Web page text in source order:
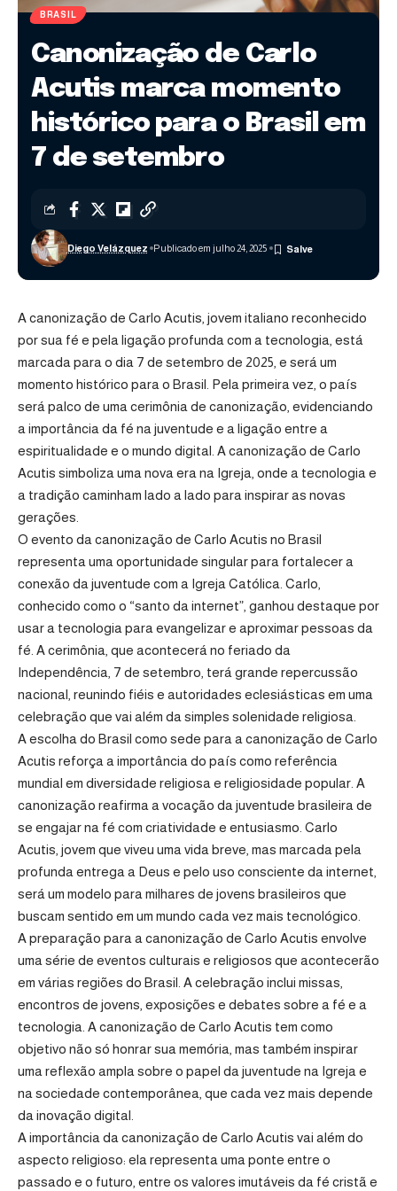
BRASIL
Canonização de Carlo
Acutis marca momento
histórico para o Brasil em
7 de setembro
Diego Velázquez Publicado em julho 24, 2025
A canonização de Carlo Acutis, jovem italiano reconhecido
por sua fé e pela ligação profunda com a tecnologia, está
marcada para o dia 7 de setembro de 2025, e será um
momento histórico para o Brasil. Pela primeira vez, o país
será palco de uma cerimônia de canonização, evidenciando
a importância da fé na juventude e a ligação entre a
espiritualidade e o mundo digital. A canonização de Carlo
Acutis simboliza uma nova era na Igreja, onde a tecnologia e
a tradição caminham lado a lado para inspirar as novas
gerações.
O evento da canonização de Carlo Acutis no Brasil
representa uma oportunidade singular para fortalecer a
conexão da juventude com a Igreja Católica. Carlo,
conhecido como o “santo da internet”, ganhou destaque por
usar a tecnologia para evangelizar e aproximar pessoas da
fé. A cerimônia, que acontecerá no feriado da
Independência, 7 de setembro, terá grande repercussão
nacional, reunindo fiéis e autoridades eclesiásticas em uma
celebração que vai além da simples solenidade religiosa.
A escolha do Brasil como sede para a canonização de Carlo
Acutis reforça a importância do país como referência
mundial em diversidade religiosa e religiosidade popular. A
canonização reafirma a vocação da juventude brasileira de
se engajar na fé com criatividade e entusiasmo. Carlo
Acutis, jovem que viveu uma vida breve, mas marcada pela
profunda entrega a Deus e pelo uso consciente da internet,
será um modelo para milhares de jovens brasileiros que
buscam sentido em um mundo cada vez mais tecnológico.
A preparação para a canonização de Carlo Acutis envolve
uma série de eventos culturais e religiosos que acontecerão
em várias regiões do Brasil. A celebração inclui missas,
encontros de jovens, exposições e debates sobre a fé e a
tecnologia. A canonização de Carlo Acutis tem como
objetivo não só honrar sua memória, mas também inspirar
uma reflexão ampla sobre o papel da juventude na Igreja e
na sociedade contemporânea, que cada vez mais depende
da inovação digital.
A importância da canonização de Carlo Acutis vai além do
aspecto religioso: ela representa uma ponte entre o
passado e o futuro, entre os valores imutáveis da fé cristã e